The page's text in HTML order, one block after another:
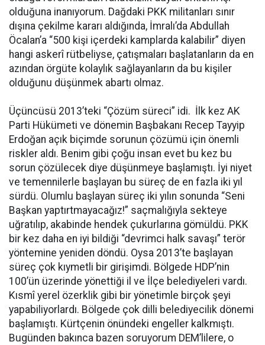
olduğuna inanıyorum. Dağdaki PKK militanları sınır
dışına çekilme kararı aldığında, İmralı’da Abdullah
Öcalan’a “500 kişi içerdeki kamplarda kalabilir” diyen
hangi askerî rütbeliyse, çatışmaları başlatanların da en
azından örgüte kolaylık sağlayanların da bu kişiler
olduğunu düşünmek abartı olmaz.
Üçüncüsü 2013’teki “Çözüm süreci” idi. İlk kez AK
Parti Hükümeti ve dönemin Başbakanı Recep Tayyip
Erdoğan açık biçimde sorunun çözümü için önemli
riskler aldı. Benim gibi çoğu insan evet bu kez bu
sorun çözülecek diye düşünmeye başlamıştı. İyi niyet
ve temennilerle başlayan bu süreç de en fazla iki yıl
sürdü. Olumlu başlayan süreç iki yılın sonunda “Seni
Başkan yaptırtmayacağız!” saçmalığıyla sekteye
uğratılıp, akabinde hendek çukurlarına gömüldü. PKK
bir kez daha en iyi bildiği “devrimci halk savaşı” terör
yöntemine yeniden döndü. Oysa 2013’te başlayan
süreç çok kıymetli bir girişimdi. Bölgede HDP’nin
100’ün üzerinde yönettiği il ve İlçe belediyeleri vardı.
Kısmî yerel özerklik gibi bir yönetimle birçok şeyi
yapabiliyorlardı. Bölgede çok dilli belediyecilik dönemi
başlamıştı. Kürtçenin önündeki engeller kalkmıştı.
Bugünden bakınca bazen soruyorum DEM’lilere, o